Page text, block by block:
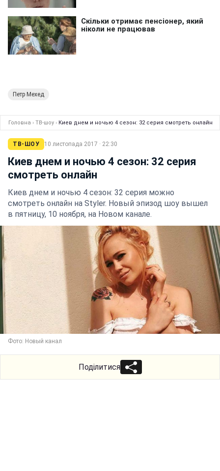
Петр Мехед
Головна › ТВ-шоу › Киев днем и ночью 4 сезон: 32 серия смотреть онлайн
ТВ-ШОУ 10 листопада 2017 · 22:30
Киев днем и ночью 4 сезон: 32 серия
смотреть онлайн
Киев днем и ночью 4 сезон: 32 серия можно
смотреть онлайн на Styler. Новый эпизод шоу вышел
в пятницу, 10 ноября, на Новом канале.
Фото: Новый канал
Поділитися